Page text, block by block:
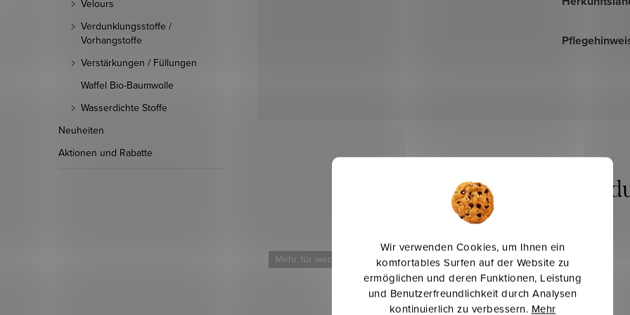
Wir verwenden Cookies, um Ihnen ein
komfortables Surfen auf der Website zu
ermöglichen und deren Funktionen, Leistung
und Benutzerfreundlichkeit durch Analysen
kontinuierlich zu verbessern. Mehr
Velours
Verdunklungsstoffe /
Vorhangstoffe
Verstärkungen / Füllungen
Waffel Bio-Baumwolle
Wasserdichte Stoffe
Neuheiten
Aktionen und Rabatte
Mehr für weniger Mehr für weniger